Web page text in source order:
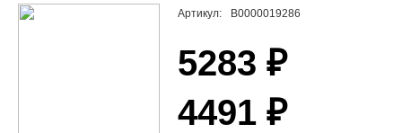
Артикул: В0000019286
5283 ₽
4491 ₽